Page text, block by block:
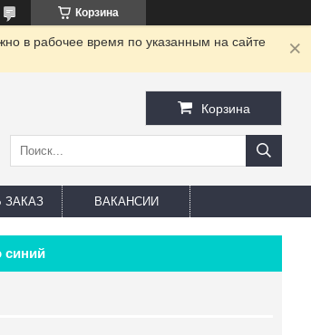
Корзина
в рабочее время по указанным на сайте
Корзина
ЗАКАЗ ВАКАНСИИ
синий